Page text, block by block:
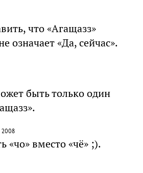
что «Агащазз»
означает «Да, сейчас».
быть только один
2008
«чо» вместо «чё» ;).